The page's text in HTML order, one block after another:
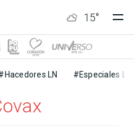
15°
LN #Especiales LN